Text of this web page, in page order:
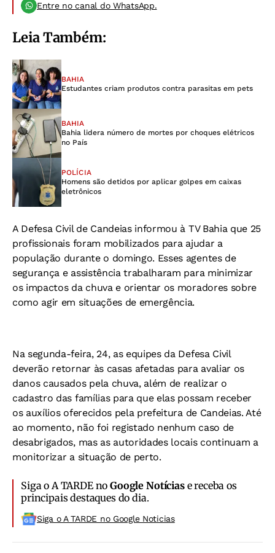
Entre no canal do WhatsApp.
Leia Também:
BAHIA
Estudantes criam produtos contra parasitas em pets
BAHIA
Bahia lidera número de mortes por choques elétricos
no País
POLÍCIA
Homens são detidos por aplicar golpes em caixas
eletrônicos
A Defesa Civil de Candeias informou à TV Bahia que 25
profissionais foram mobilizados para ajudar a
população durante o domingo. Esses agentes de
segurança e assistência trabalharam para minimizar
os impactos da chuva e orientar os moradores sobre
como agir em situações de emergência.
Na segunda-feira, 24, as equipes da Defesa Civil
deverão retornar às casas afetadas para avaliar os
danos causados ​​pela chuva, além de realizar o
cadastro das famílias para que elas possam receber
os auxílios oferecidos pela prefeitura de Candeias. Até
ao momento, não foi registado nenhum caso de
desabrigados, mas as autoridades locais continuam a
monitorizar a situação de perto.
Siga o A TARDE noGoogle Notíciase receba os
principais destaques do dia.
Siga o A TARDE no Google Noticias